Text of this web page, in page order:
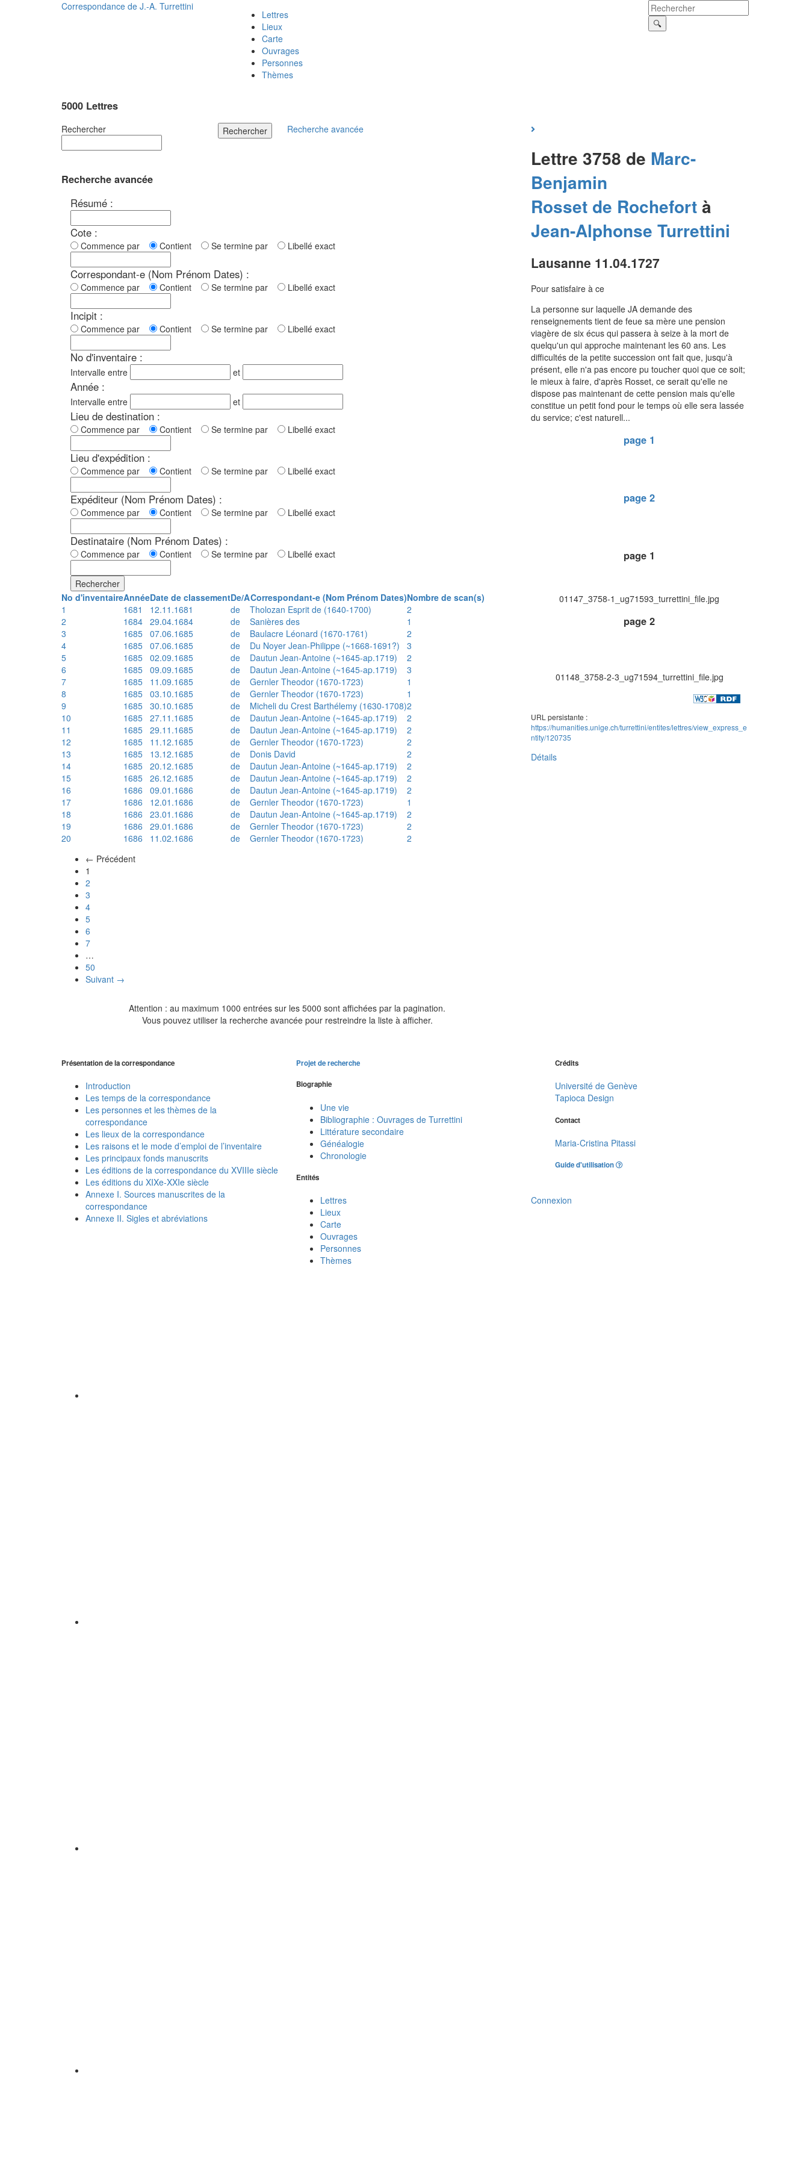
Correspondance de J.-A. Turrettini
Lettres
Lieux
Carte
Ouvrages
Personnes
Thèmes
5000 Lettres
Rechercher Rechercher Recherche avancée
Recherche avancée
Résumé :
Cote :
Commence par Contient Se termine par Libellé exact
Correspondant-e (Nom Prénom Dates) :
Commence par Contient Se termine par Libellé exact
Incipit :
Commence par Contient Se termine par Libellé exact
No d'inventaire :
Intervalle entre et
Année :
Intervalle entre et
Lieu de destination :
Commence par Contient Se termine par Libellé exact
Lieu d'expédition :
Commence par Contient Se termine par Libellé exact
Expéditeur (Nom Prénom Dates) :
Commence par Contient Se termine par Libellé exact
Destinataire (Nom Prénom Dates) :
Commence par Contient Se termine par Libellé exact
Rechercher
No d'inventaireAnnéeDate de classementDe/ACorrespondant-e (Nom Prénom Dates)Nombre de scan(s)
1
1681 12.11.1681 de Tholozan Esprit de (1640-1700)
2
2
1684 29.04.1684 de Sanières des
1
3
1685 07.06.1685 de Baulacre Léonard (1670-1761)
2
4
1685 07.06.1685 de Du Noyer Jean-Philippe (~1668-1691?)
3
5
1685 02.09.1685 de Dautun Jean-Antoine (~1645-ap.1719)
2
6
1685 09.09.1685 de Dautun Jean-Antoine (~1645-ap.1719)
3
7
1685 11.09.1685 de Gernler Theodor (1670-1723)
1
8
1685 03.10.1685 de Gernler Theodor (1670-1723)
1
9
1685 30.10.1685 de Micheli du Crest Barthélemy (1630-1708)2
10
1685 27.11.1685 de Dautun Jean-Antoine (~1645-ap.1719)
2
11
1685 29.11.1685 de Dautun Jean-Antoine (~1645-ap.1719)
2
12
1685 11.12.1685 de Gernler Theodor (1670-1723)
2
13
1685 13.12.1685 de Donis David
2
14
1685 20.12.1685 de Dautun Jean-Antoine (~1645-ap.1719)
2
15
1685 26.12.1685 de Dautun Jean-Antoine (~1645-ap.1719)
2
16
1686 09.01.1686 de Dautun Jean-Antoine (~1645-ap.1719)
2
17
1686 12.01.1686 de Gernler Theodor (1670-1723)
1
18
1686 23.01.1686 de Dautun Jean-Antoine (~1645-ap.1719)
2
19
1686 29.01.1686 de Gernler Theodor (1670-1723)
2
20
1686 11.02.1686 de Gernler Theodor (1670-1723)
2
← Précédent
1
2
3
4
5
6
7
…
50
Suivant →
Attention : au maximum 1000 entrées sur les 5000 sont affichées par la pagination.
Vous pouvez utiliser la recherche avancée pour restreindre la liste à afficher.
Lettre 3758 de Marc-
Benjamin
Rosset de Rochefortà
Jean-Alphonse Turrettini
Lausanne 11.04.1727
Pour satisfaire à ce
La personne sur laquelle JA demande des
renseignements tient de feue sa mère une pension
viagère de six écus qui passera à seize à la mort de
quelqu'un qui approche maintenant les 60 ans. Les
difficultés de la petite succession ont fait que, jusqu'à
présent, elle n'a pas encore pu toucher quoi que ce soit;
le mieux à faire, d'après Rosset, ce serait qu'elle ne
dispose pas maintenant de cette pension mais qu'elle
constitue un petit fond pour le temps où elle sera lassée
du service; c'est naturell...
page 1
page 2
page 1
01147_3758-1_ug71593_turrettini_file.jpg
page 2
01148_3758-2-3_ug71594_turrettini_file.jpg
URL persistante :
https://humanities.unige.ch/turrettini/entites/lettres/view_express_e
ntity/120735
Détails
Présentation de la correspondance
Introduction
Les temps de la correspondance
Les personnes et les thèmes de la
correspondance
Les lieux de la correspondance
Les raisons et le mode d’emploi de l’inventaire
Les principaux fonds manuscrits
Les éditions de la correspondance du XVIIIe siècle
Les éditions du XIXe-XXIe siècle
Annexe I. Sources manuscrites de la
correspondance
Annexe II. Sigles et abréviations
Projet de recherche
Biographie
Une vie
Bibliographie : Ouvrages de Turrettini
Littérature secondaire
Généalogie
Chronologie
Entités
Lettres
Lieux
Carte
Ouvrages
Personnes
Thèmes
Crédits
Université de Genève
Tapioca Design
Contact
Maria-Cristina Pitassi
Guide d'utilisation
Connexion